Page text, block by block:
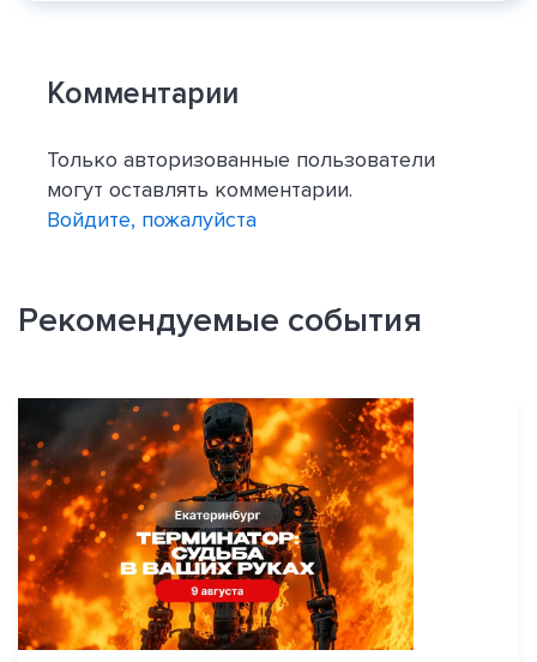
Комментарии
Только авторизованные пользователи
могут оставлять комментарии.
Войдите, пожалуйста
Рекомендуемые события